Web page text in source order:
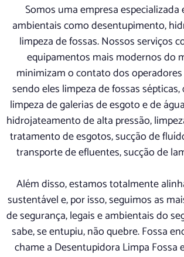
Somos uma empresa especializada
ambientais como desentupimento,
limpeza de fossas. Nossos serviços
equipamentos mais modernos do
minimizam o contato dos
sendo eles limpeza de fossas
limpeza de galerias de esgoto e de
hidrojateamento de alta pressão,
tratamento de esgotos, sucção de
transporte de efluentes, sucção de
Além disso, estamos totalmente
sustentável e, por isso, seguimos as
de segurança, legais e ambientais do
sabe, se entupiu, não quebre. Fossa
chame a Desentupidora Limpa Fossa